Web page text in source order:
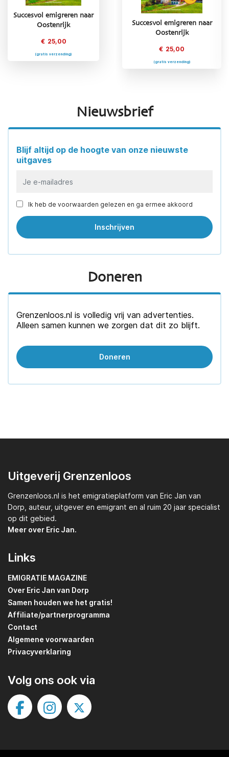
Succesvol emigreren naar
Oostenrijk
€ 25,00
(gratis verzending)
Succesvol emigreren naar
(gratis verzending)
Succesvol emigreren naar
Oostenrijk
€ 25,00
(gratis verzending)
Nieuwsbrief
Blijf altijd op de hoogte van onze nieuwste
uitgaves
Ik heb de voorwaarden gelezen en ga ermee akkoord
Doneren
Grenzenloos.nl is volledig vrij van advertenties.
Alleen samen kunnen we zorgen dat dit zo blijft.
Doneren
Uitgeverij Grenzenloos
Grenzenloos.nl is het emigratieplatform van Eric Jan van
Dorp, auteur, uitgever en emigrant en al ruim 20 jaar specialist
op dit gebied.
Meer over Eric Jan.
Links
EMIGRATIE MAGAZINE
Over Eric Jan van Dorp
Samen houden we het gratis!
Affiliate/partnerprogramma
Contact
Algemene voorwaarden
Privacyverklaring
Volg ons ook via